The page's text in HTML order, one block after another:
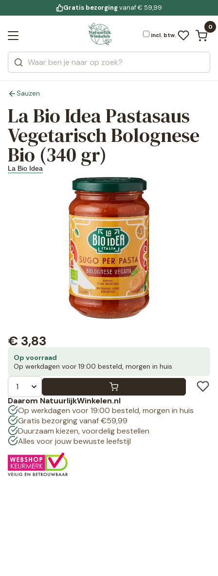
Jouw bewuste leefstijl
voor 19:00 uur besteld
Gratis bezorgingvanaf € 59,99
incl. btw.
0
Zoeken
Categorieën
Merken
Bekijk alle resultaten
Sauzen
La Bio Idea Pastasaus
Vegetarisch Bolognese
Bio (340 gr)
La Bio Idea
Op voorraad
Op werkdagen voor 19:00 besteld, morgen in huis
€ 3,83
Daarom NatuurlijkWinkelen.nl
Op werkdagen voor 19:00 besteld, morgen in huis
Gratis bezorging vanaf €59,99
Duurzaam kiezen, voordelig bestellen
Alles voor jouw bewuste leefstijl